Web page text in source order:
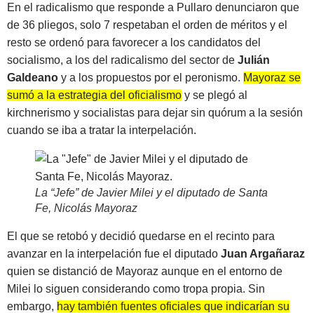
En el radicalismo que responde a Pullaro denunciaron que
de 36 pliegos, solo 7 respetaban el orden de méritos y el
resto se ordenó para favorecer a los candidatos del
socialismo, a los del radicalismo del sector de Julián
Galdeano y a los propuestos por el peronismo. Mayoraz se
sumó a la estrategia del oficialismo y se plegó al
kirchnerismo y socialistas para dejar sin quórum a la sesión
cuando se iba a tratar la interpelación.
La “Jefe” de Javier Milei y el diputado de Santa
Fe, Nicolás Mayoraz
El que se retobó y decidió quedarse en el recinto para
avanzar en la interpelación fue el diputado Juan Argañaraz
quien se distanció de Mayoraz aunque en el entorno de
Milei lo siguen considerando como tropa propia. Sin
embargo, hay también fuentes oficiales que indicarían su